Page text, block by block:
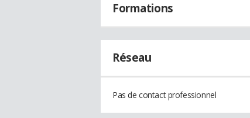
Formations
Réseau
Pas de contact professionnel